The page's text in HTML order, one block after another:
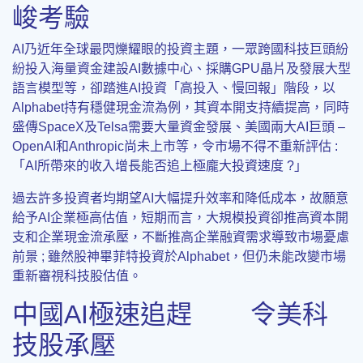
峻考驗
AI乃近年全球最閃爍耀眼的投資主題，一眾跨國科技巨頭紛
紛投入海量資金建設AI數據中心、採購GPU晶片及發展大型
語言模型等，卻踏進AI投資「高投入、慢回報」階段，以
Alphabet持有穩健現金流為例，其資本開支持續提高，同時
盛傳SpaceX及Telsa需要大量資金發展、美國兩大AI巨頭 –
OpenAI和Anthropic尚未上市等，令市場不得不重新評估 :
「AI所帶來的收入增長能否追上極龐大投資速度 ?」
過去許多投資者均期望AI大幅提升效率和降低成本，故願意
給予AI企業極高估值，短期而言，大規模投資卻推高資本開
支和企業現金流承壓，不斷推高企業融資需求導致市場憂慮
前景 ; 雖然股神畢菲特投資於Alphabet，但仍未能改變市場
重新審視科技股估值。
中國AI極速追趕 令美科
技股承壓